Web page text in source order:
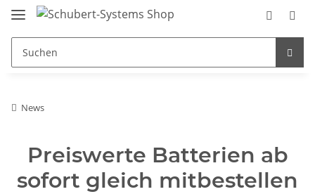
News
Preiswerte Batterien ab
sofort gleich mitbestellen